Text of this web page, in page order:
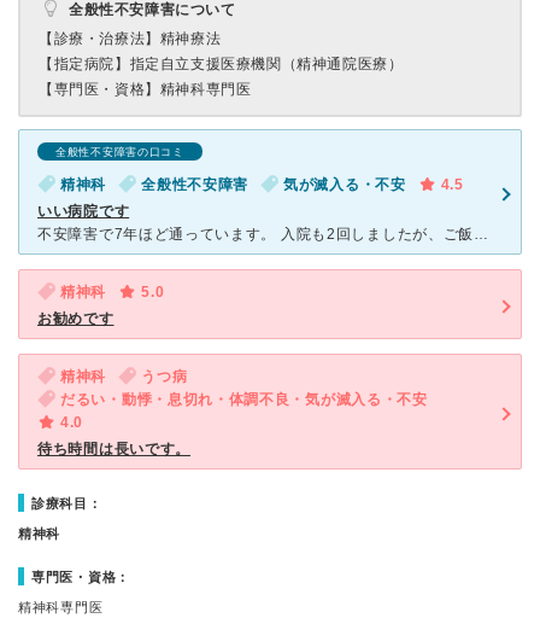
全般性不安障害について
【診療・治療法】 精神療法
【指定病院】 指定自立支援医療機関（精神通院医療）
【専門医・資格】 精神科専門医
全般性不安障害の口コミ
精神科 全般性不安障害 気が滅入る・不安
4.5
いい病院です
不安障害で7年ほど通っています。 入院も2回しましたが、ご飯も美味しくて看護師さんも優しかったので良かったです。 ここの病院に通う前(他の病院に通院中)はパニック発作が酷くて、外に出ることもできな
精神科
5.0
お勧めです
精神科
うつ病
だるい・動悸・息切れ・体調不良・気が滅入る・不安
4.0
待ち時間は長いです。
診療科目：
精神科
専門医・資格：
精神科専門医